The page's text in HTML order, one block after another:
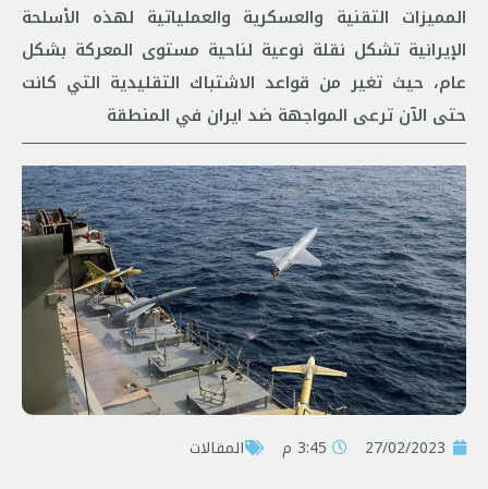
المميزات التقنية والعسكرية والعملياتية لهذه الأسلحة
الإيرانية تشكل نقلة نوعية لناحية مستوى المعركة بشكل
عام، حيث تغير من قواعد الاشتباك التقليدية التي كانت
حتى الآن ترعى المواجهة ضد ايران في المنطقة
27/02/2023 3:45 م المقالات